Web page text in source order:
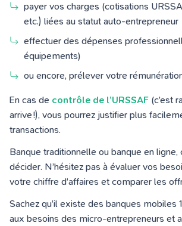
payer vos charges (cotisations
etc.) liées au statut auto-entrepreneur
effectuer des dépenses
équipements)
ou encore, prélever votre
En cas de contrôle de l’URSSAF (c’est
arrive !), vous pourrez justifier plus
transactions.
Banque traditionnelle ou banque en ligne,
décider. N’hésitez pas à évaluer vos
votre chiffre d’affaires et comparer les
Sachez qu’il existe des banques mobiles
aux besoins des micro-entrepreneurs et